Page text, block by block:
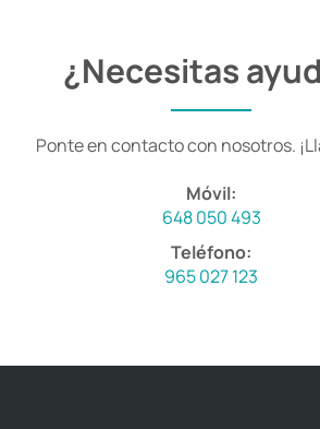
¿Necesitas
Ponte en contacto con nosotros.
Móvil:
648 050 493
Teléfono:
965 027 123